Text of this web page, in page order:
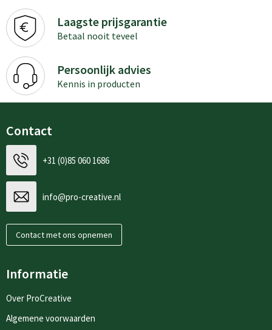
Laagste prijsgarantie
Betaal nooit teveel
Persoonlijk advies
Kennis in producten
Contact
+31 (0)85 060 1686
info@pro-creative.nl
Contact met ons opnemen
Informatie
Over ProCreative
Algemene voorwaarden